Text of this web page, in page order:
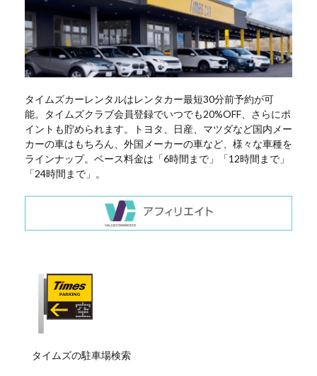
タイムズカーレンタルはレンタカー最短30分前予約が可
能。タイムズクラブ会員登録でいつでも20%OFF、さらにポ
イントも貯められます。トヨタ、日産、マツダなど国内メー
カーの車はもちろん、外国メーカーの車など、様々な車種を
ラインナップ。ベース料金は「6時間まで」「12時間まで」
「24時間まで」。
タイムズの駐車場検索